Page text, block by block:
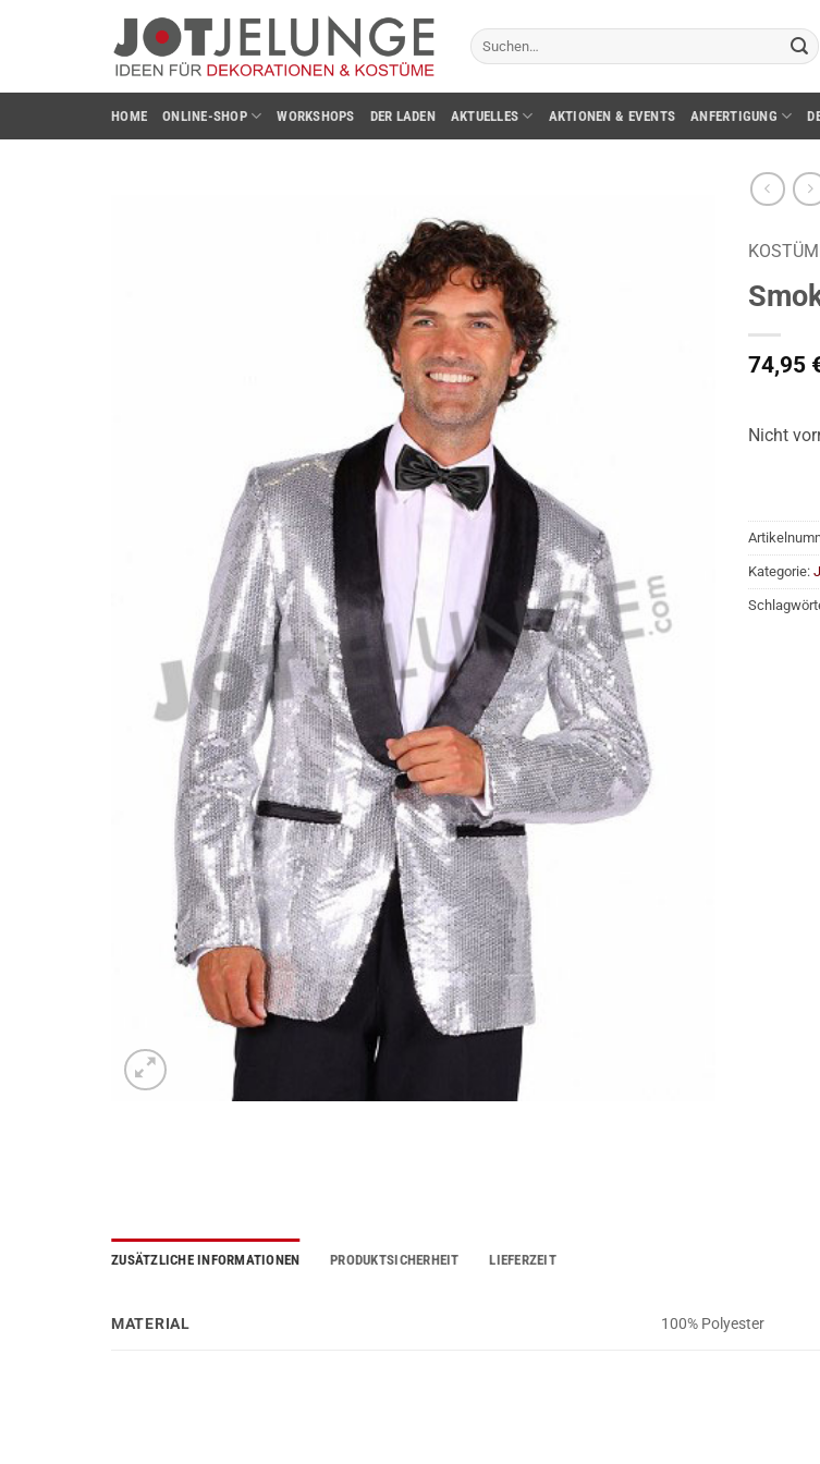
Suchen
nach:
HOME ONLINE-SHOP WORKSHOPS DER LADEN AKTUELLES AKTIONEN & EVENTS ANFERTIGUNG
74,95
Nicht
Kategorie:
ZUSÄTZLICHE INFORMATIONEN PRODUKTSICHERHEIT LIEFERZEIT
MATERIAL 100% Polyester